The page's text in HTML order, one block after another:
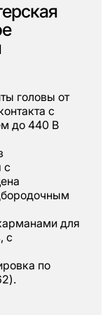
головы от
с
до 440 В
с
для
с
по